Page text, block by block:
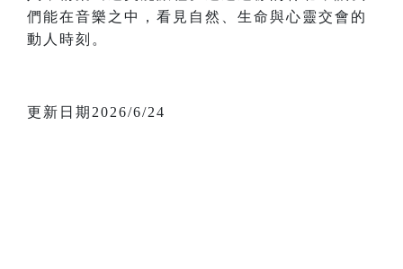
們能在音樂之中，看見自然、生命與心靈交會的
動人時刻。
更新日期2026/6/24